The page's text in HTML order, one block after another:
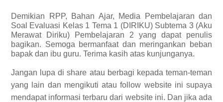
Demikian
RPP, Bahan Ajar, Media Pembelajaran dan
Soal Evaluasi Kelas 1 Tema 1 (DIRIKU) Subtema 3 (Aku
Merawat Diriku) Pembelajaran 2 yang dapat penulis
bagikan. Semoga bermanfaat dan meringankan beban
bapak dan ibu guru. Terima kasih atas kunjunganya.
Jangan lupa di share atau berbagi kepada teman-teman
yang lain dan mengikuti atau follow website ini supaya
mendapat informasi terbaru dari website ini. Dan jika ada